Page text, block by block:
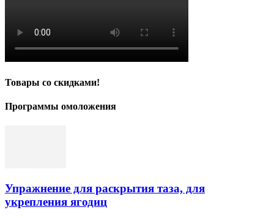
Товары со скидками!
Программы омоложения
Упражнение для раскрытия таза, для
укрепления ягодиц